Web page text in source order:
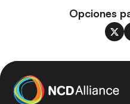
Opciones